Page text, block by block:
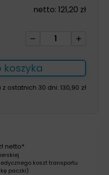
netto: 121,20 zł
ilość
samonośne
Avicenum
PHLEBO
natura
ostatnich 30 dni: 130,90 zł
netto*
koszt transportu
paczki)